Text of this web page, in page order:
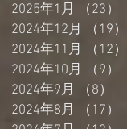
2025年1月
（23）
2024年12月
（19）
2024年11月
（12）
2024年10月
（9）
2024年9月
（8）
2024年8月
（17）